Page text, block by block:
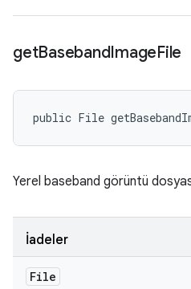
getBasebandImageFile
public File
Yerel baseband görüntü
İadeler
File